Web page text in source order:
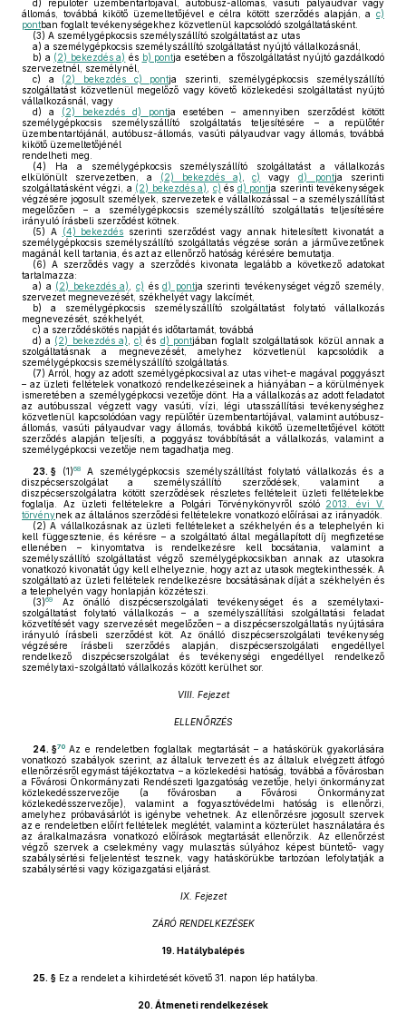
d) repülőtér üzembentartójával, autóbusz-állomás, vasúti pályaudvar vagy
állomás, továbbá kikötő üzemeltetőjével e célra kötött szerződés alapján, a c)
pontban foglalt tevékenységekhez közvetlenül kapcsolódó szolgáltatásként.
(3) A személygépkocsis személyszállító szolgáltatást az utas
a) a személygépkocsis személyszállító szolgáltatást nyújtó vállalkozásnál,
b) a (2) bekezdés a) és b) pontja esetében a főszolgáltatást nyújtó gazdálkodó
szervezetnél, személynél,
c) a (2) bekezdés c) pontja szerinti, személygépkocsis személyszállító
szolgáltatást közvetlenül megelőző vagy követő közlekedési szolgáltatást nyújtó
vállalkozásnál, vagy
d) a (2) bekezdés d) pontja esetében – amennyiben szerződést kötött
személygépkocsis személyszállító szolgáltatás teljesítésére – a repülőtér
üzembentartójánál, autóbusz-állomás, vasúti pályaudvar vagy állomás, továbbá
kikötő üzemeltetőjénél
rendelheti meg.
(4) Ha a személygépkocsis személyszállító szolgáltatást a vállalkozás
elkülönült szervezetben, a
(2) bekezdés a) ,c) vagyd) pontja szerinti
szolgáltatásként végzi, a (2) bekezdés a) c) és d) pontja szerinti tevékenységek
végzésére jogosult személyek, szervezetek e vállalkozással – a személyszállítást
megelőzően – a személygépkocsis személyszállító szolgáltatás teljesítésére
irányuló írásbeli szerződést kötnek.
(5) A (4) bekezdés szerinti szerződést vagy annak hitelesített kivonatát a
személygépkocsis személyszállító szolgáltatás végzése során a járművezetőnek
magánál kell tartania, és azt az ellenőrző hatóság kérésére bemutatja.
(6) A szerződés vagy a szerződés kivonata legalább a következő adatokat
tartalmazza:
a) a (2) bekezdés a) c) ésd) pontja szerinti tevékenységet végző személy,
szervezet megnevezését, székhelyét vagy lakcímét,
b) a személygépkocsis személyszállító szolgáltatást folytató vállalkozás
megnevezését, székhelyét,
c) a szerződéskötés napját és időtartamát, továbbá
d) a (2) bekezdés a) ,c) és d) pontjában foglalt szolgáltatások közül annak a
szolgáltatásnak a megnevezését, amelyhez közvetlenül kapcsolódik a
személygépkocsis személyszállító szolgáltatás.
(7) Arról, hogy az adott személygépkocsival az utas vihet-e magával poggyászt
– az üzleti feltételek vonatkozó rendelkezéseinek a hiányában – a körülmények
ismeretében a személygépkocsi vezetője dönt. Ha a vállalkozás az adott feladatot
az autóbusszal végzett vagy vasúti, vízi, légi utasszállítási tevékenységhez
közvetlenül kapcsolódóan vagy repülőtér üzembentartójával, valamint autóbusz-
állomás, vasúti pályaudvar vagy állomás, továbbá kikötő üzemeltetőjével kötött
szerződés alapján teljesíti, a poggyász továbbítását a vállalkozás, valamint a
személygépkocsi vezetője nem tagadhatja meg.
23. § (1)68
A személygépkocsis személyszállítást folytató vállalkozás és a
diszpécserszolgálat a személyszállító szerződések, valamint a
diszpécserszolgálatra kötött szerződések részletes feltételeit üzleti feltételekbe
foglalja. Az üzleti feltételekre a Polgári Törvénykönyvről szóló 2013. évi V.
törvénynek az általános szerződési feltételekre vonatkozó előírásai az irányadók.
(2) A vállalkozásnak az üzleti feltételeket a székhelyén és a telephelyén ki
kell függesztenie, és kérésre – a szolgáltató által megállapított díj megfizetése
ellenében – kinyomtatva is rendelkezésre kell bocsátania, valamint a
személyszállító szolgáltatást végző személygépkocsikban annak az utasokra
vonatkozó kivonatát úgy kell elhelyeznie, hogy azt az utasok megtekinthessék. A
szolgáltató az üzleti feltételek rendelkezésre bocsátásának díját a székhelyén és
a telephelyén vagy honlapján közzéteszi.
(3)69
Az önálló diszpécserszolgálati tevékenységet és a személytaxi-
szolgáltatást folytató vállalkozás – a személyszállítási szolgáltatási feladat
közvetítését vagy szervezését megelőzően – a diszpécserszolgáltatás nyújtására
irányuló írásbeli szerződést köt. Az önálló diszpécserszolgálati tevékenység
végzésére írásbeli szerződés alapján, diszpécserszolgálati engedéllyel
rendelkező diszpécserszolgálat és tevékenységi engedéllyel rendelkező
személytaxi-szolgáltató vállalkozás között kerülhet sor.
VIII. Fejezet
ELLENŐRZÉS
24. §70 Az e rendeletben foglaltak megtartását – a hatáskörük gyakorlására
vonatkozó szabályok szerint, az általuk tervezett és az általuk elvégzett átfogó
ellenőrzésről egymást tájékoztatva – a közlekedési hatóság, továbbá a fővárosban
a Fővárosi Önkormányzati Rendészeti Igazgatóság vezetője, helyi önkormányzat
közlekedésszervezője (a fővárosban a Fővárosi Önkormányzat
közlekedésszervezője), valamint a fogyasztóvédelmi hatóság is ellenőrzi,
amelyhez próbavásárlót is igénybe vehetnek. Az ellenőrzésre jogosult szervek
az e rendeletben előírt feltételek meglétét, valamint a közterület használatára és
az áralkalmazásra vonatkozó előírások megtartását ellenőrzik. Az ellenőrzést
végző szervek a cselekmény vagy mulasztás súlyához képest büntető- vagy
szabálysértési feljelentést tesznek, vagy hatáskörükbe tartozóan lefolytatják a
szabálysértési vagy közigazgatási eljárást.
IX. Fejezet
ZÁRÓ RENDELKEZÉSEK
19. Hatálybalépés
25. § Ez a rendelet a kihirdetését követő 31. napon lép hatályba.
20. Átmeneti rendelkezések